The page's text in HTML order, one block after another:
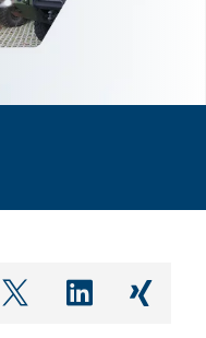
shareOntwitter